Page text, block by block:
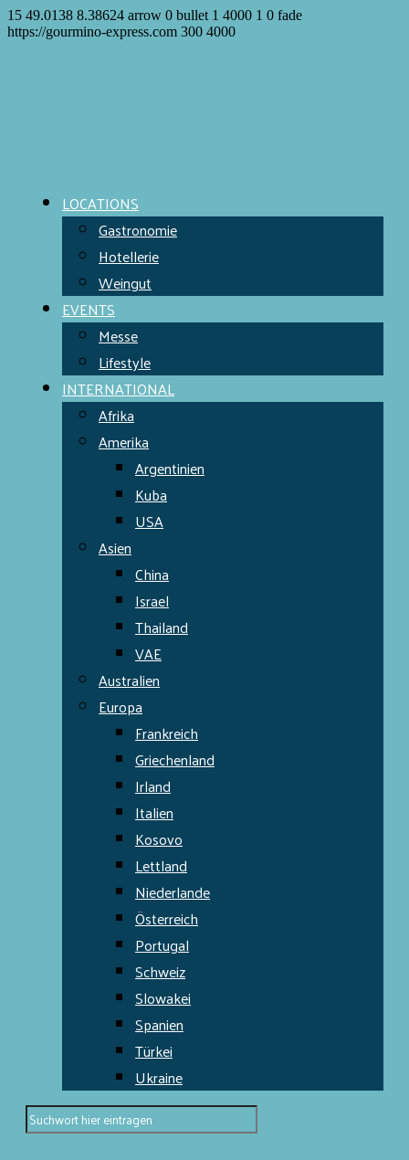
15 49.0138 8.38624 arrow 0 bullet 1 4000 1 0 fade
https://gourmino-express.com 300 4000
LOCATIONS
Gastronomie
Hotellerie
Weingut
EVENTS
Messe
Lifestyle
INTERNATIONAL
Afrika
Amerika
Argentinien
Kuba
USA
Asien
China
Israel
Thailand
VAE
Australien
Europa
Frankreich
Griechenland
Irland
Italien
Kosovo
Lettland
Niederlande
Österreich
Portugal
Schweiz
Slowakei
Spanien
Türkei
Ukraine